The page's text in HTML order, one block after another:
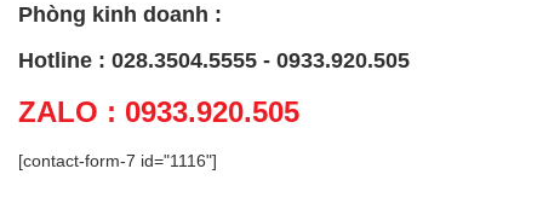
Phòng kinh doanh :
Hotline : 028.3504.5555 - 0933.920.505
ZALO : 0933.920.505
[contact-form-7 id="1116"]